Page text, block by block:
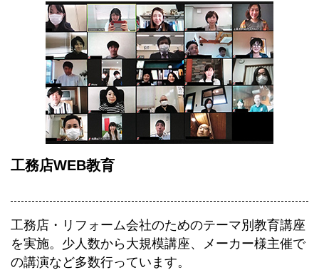
工務店WEB教育
工務店・リフォーム会社のためのテーマ別教育講座
を実施。少人数から大規模講座、メーカー様主催で
の講演など多数行っています。